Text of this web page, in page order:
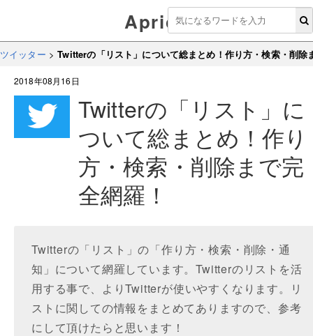
Aprico
ツイッター >Twitterの「リスト」について総まとめ！作り方・検索・削除
2018年08月16日
Twitterの「リスト」に
ついて総まとめ！作り
方・検索・削除まで完
全網羅！
Twitterの「リスト」の「作り方・検索・削除・通
知」について網羅しています。Twitterのリストを活
用する事で、よりTwitterが使いやすくなります。リ
ストに関しての情報をまとめてありますので、参考
にして頂けたらと思います！